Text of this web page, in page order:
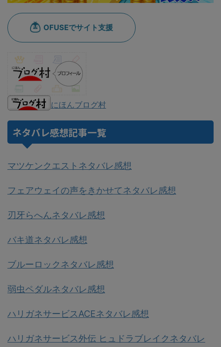
にほんブログ村
ネタバレ感想記事一覧
マツケンクエストネタバレ感想
フェアウェイの声をきかせてネタバレ感想
刃牙らへんネタバレ感想
バキ道ネタバレ感想
ブルーロックネタバレ感想
弱虫ペダルネタバレ感想
ハリガネサービスACEネタバレ感想
ハリガネサービス外伝 ヒュドラブレイクネタバレ